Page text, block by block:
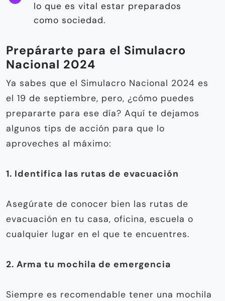
lo que es vital estar preparados
como sociedad.
Prepárarte para el Simulacro
Nacional 2024
Ya sabes que el Simulacro Nacional 2024 es
el 19 de septiembre, pero, ¿cómo puedes
prepararte para ese día? Aquí te dejamos
algunos tips de acción para que lo
aproveches al máximo:
1. Identifica las rutas de evacuación
Asegúrate de conocer bien las rutas de
evacuación en tu casa, oficina, escuela o
cualquier lugar en el que te encuentres.
2. Arma tu mochila de emergencia
Siempre es recomendable tener una mochila